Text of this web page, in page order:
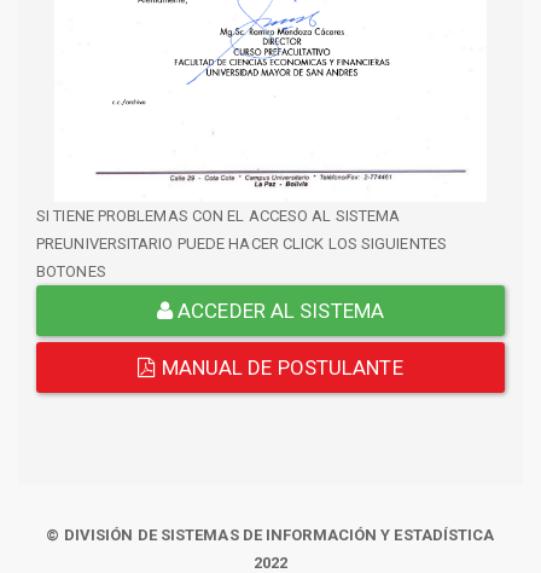
SI TIENE PROBLEMAS CON EL ACCESO AL SISTEMA
PREUNIVERSITARIO PUEDE HACER CLICK LOS SIGUIENTES
BOTONES
ACCEDER AL SISTEMA
MANUAL DE POSTULANTE
© DIVISIÓN DE SISTEMAS DE INFORMACIÓN Y ESTADÍSTICA
2022